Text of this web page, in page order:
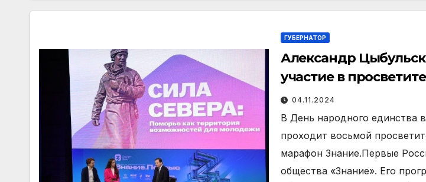
ГУБЕРНАТОР
Александр
участие в
марафоне
04.11.2024
В День народного единства
проходит восьмой
марафон Знание.Первые
общества «Знание». Его